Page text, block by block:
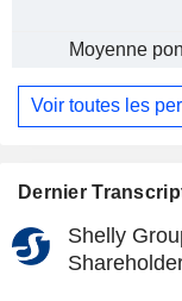
Dernier
Shelly
Moyenne
Voir toutes les